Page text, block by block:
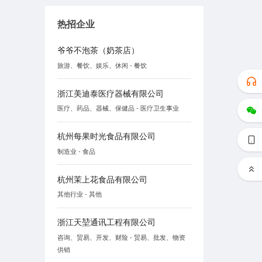
热招企业
爷爷不泡茶（奶茶店）
旅游、餐饮、娱乐、休闲 - 餐饮
浙江美迪泰医疗器械有限公司
医疗、药品、器械、保健品 - 医疗卫生事业
杭州每果时光食品有限公司
制造业 - 食品
杭州茉上花食品有限公司
其他行业 - 其他
浙江天堃通讯工程有限公司
咨询、贸易、开发、财险 - 贸易、批发、物资
供销